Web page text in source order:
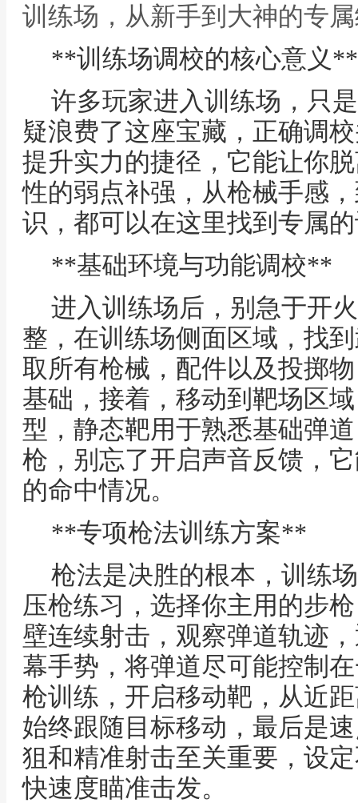
训练场，从新手到大神的专
**训练场调校的核心意义**
许多玩家进入训练场，只
疑浪费了这座宝藏，正确调
提升实力的捷径，它能让你
性的弱点补强，从枪械手感
识，都可以在这里找到专属
**基础环境与功能调校**
进入训练场后，别急于开
整，在训练场侧面区域，找
取所有枪械，配件以及投掷
基础，接着，移动到靶场区
型，静态靶用于熟悉基础弹
枪，别忘了开启声音反馈，
的命中情况。
**专项枪法训练方案**
枪法是决胜的根本，训练
压枪练习，选择你主用的步
壁连续射击，观察弹道轨迹
幕手势，将弹道尽可能控制
枪训练，开启移动靶，从近
始终跟随目标移动，最后是
狙和精准射击至关重要，设
快速度瞄准击发。